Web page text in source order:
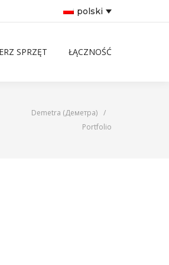
polski
SPRZĘT ŁĄCZNOŚĆ
Demetra (Деметра) /
Portfolio